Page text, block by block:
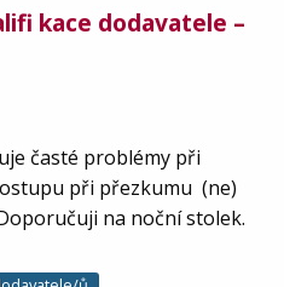
kace dodavatele –
časté problémy při
při přezkumu (ne)
na noční stolek.